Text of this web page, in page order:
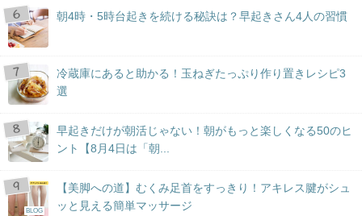
朝4時・5時台起きを続ける秘訣は？早起きさん4人の習慣
冷蔵庫にあると助かる！玉ねぎたっぷり作り置きレシピ3
選
早起きだけが朝活じゃない！朝がもっと楽しくなる50のヒ
ント【8月4日は「朝...
BLOG
【美脚への道】むくみ足首をすっきり！アキレス腱がシュ
ッと見える簡単マッサージ